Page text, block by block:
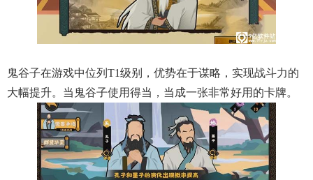
鬼谷子在游戏中位列T1级别，优势在于谋略，实现战斗力的
大幅提升。当鬼谷子使用得当，当成一张非常好用的卡牌。